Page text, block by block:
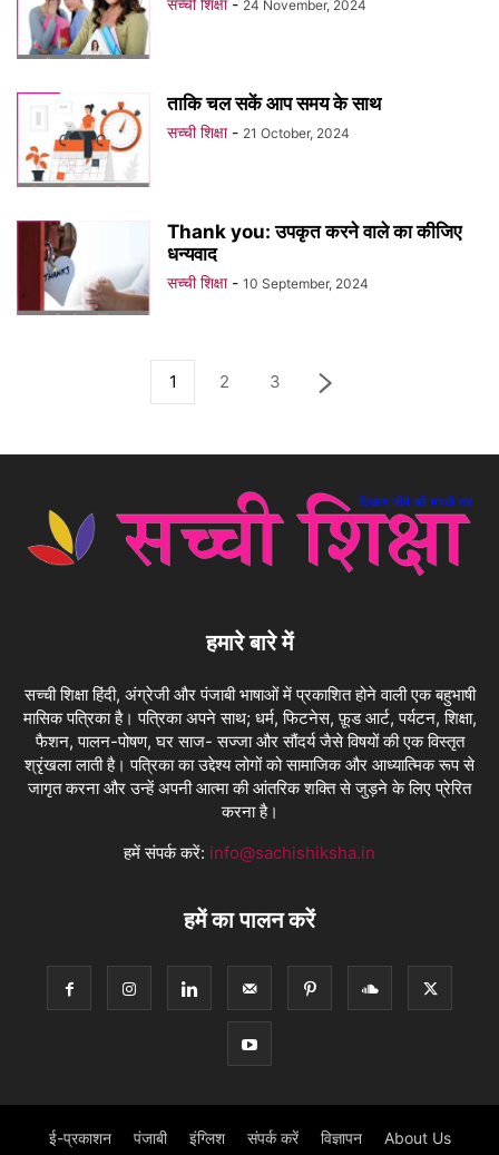
सच्ची शिक्षा - 24 November, 2024
ताकि चल सकें आप समय के साथ
सच्ची शिक्षा - 21 October, 2024
Thank you: उपकृत करने वाले का कीजिए
धन्यवाद
सच्ची शिक्षा - 10 September, 2024
1 2 3
हमारे बारे में
सच्ची शिक्षा हिंदी, अंग्रेजी और पंजाबी भाषाओं में प्रकाशित होने वाली एक बहुभाषी
मासिक पत्रिका है। पत्रिका अपने साथ; धर्म, फिटनेस, फ़ूड आर्ट, पर्यटन, शिक्षा,
फैशन, पालन-पोषण, घर साज- सज्जा और सौंदर्य जैसे विषयों की एक विस्तृत
श्रृंखला लाती है। पत्रिका का उद्देश्य लोगों को सामाजिक और आध्यात्मिक रूप से
जागृत करना और उन्हें अपनी आत्मा की आंतरिक शक्ति से जुड़ने के लिए प्रेरित
करना है।
हमें संपर्क करें: info@sachishiksha.in
हमें का पालन करें
ई-प्रकाशन पंजाबी इंग्लिश संपर्क करें विज्ञापन About Us